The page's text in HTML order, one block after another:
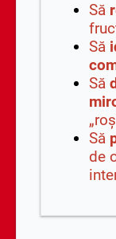
Să
Să
Să
Să
de